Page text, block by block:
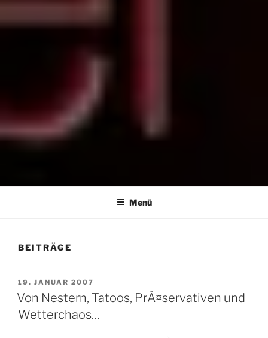
THE ART OF PAIN
Menü
BEITRÄGE
VERÖFFENTLICHT
AM
19. JANUAR 2007
Von Nestern, Tatoos, PrÃ¤servativen und
Wetterchaos…